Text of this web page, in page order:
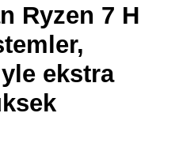
Ryzen 7 H
ekstra